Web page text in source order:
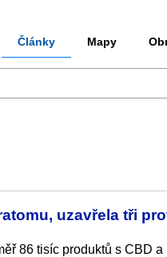
Články Mapy
uzavřela tři
86 tisíc produktů s CBD